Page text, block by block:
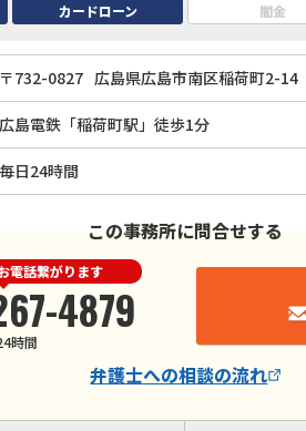
カードローン 闇金
〒732-0827 広島県広島市南区稲荷町2-14
広島電鉄「稲荷町駅」徒歩1分
毎日24時間
この事務所に問合せする
電話繋がります
4879
時間
弁護士への相談の流れ